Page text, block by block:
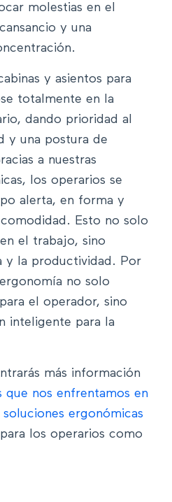
molestias en el
y una
y asientos para
totalmente en la
dando prioridad al
y una postura de
a nuestras
los operarios se
alerta, en forma y
Esto no solo
el trabajo, sino
y la productividad. Por
no solo
el operador, sino
inteligente para la
más información
que nos enfrentamos en
soluciones ergonómicas
los operarios como